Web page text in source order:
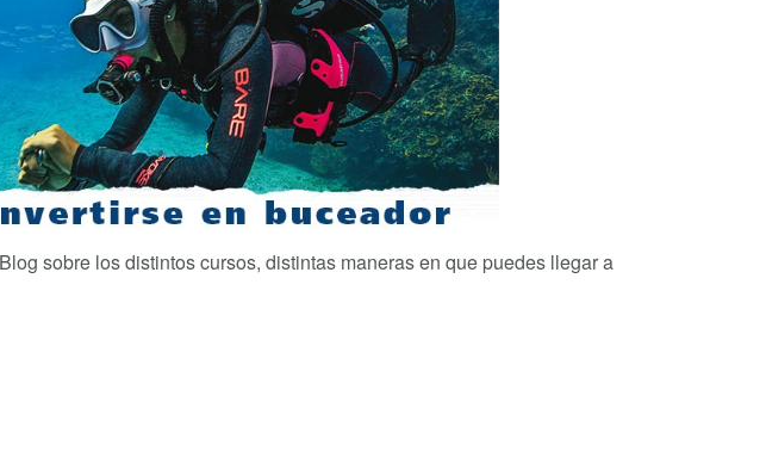
sobre los distintos cursos, distintas maneras en que puedes llegar a